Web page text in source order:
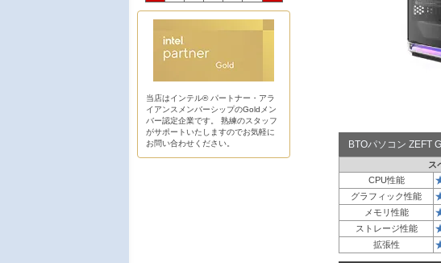
BTOパソコン ZEFT
ス
CPU性能
グラフィック性能
メモリ性能
ストレージ性能
拡張性
当店はインテル® パートナー・アラ
イアンスメンバーシップのGoldメン
バー認定企業です。 熟練のスタッフ
がサポートいたしますのでお気軽に
お問い合わせください。